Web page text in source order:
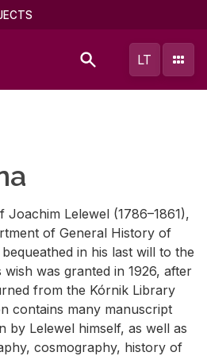
LT
Lelewel (1786–1861),
of Gen­eral His­tory of
in his last will to the
wish was granted in 1926, af­ter
from the Kórnik Li­brary
con­tains many man­u­script
by Lelewel him­self, as well as
cos­mog­ra­phy, his­tory of